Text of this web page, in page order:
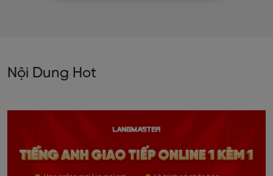
Nội Dung Hot